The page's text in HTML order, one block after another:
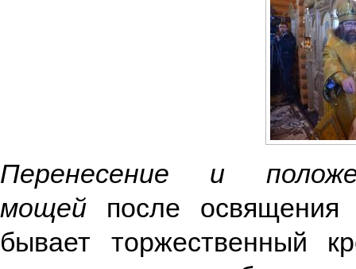
Перенесение и
мощей после
бывает торжественный